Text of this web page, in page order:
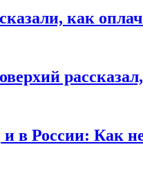
как
в России: Как